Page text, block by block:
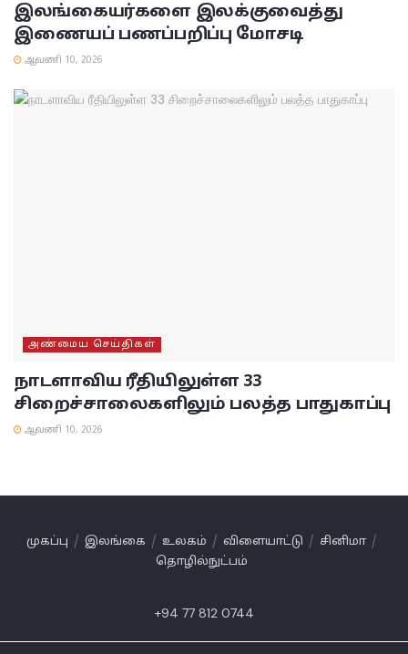
இலங்கையர்களை இலக்குவைத்து
இணையப் பணப்பறிப்பு மோசடி
ஆவணி 10, 2026
அண்மைய செய்திகள்
நாடளாவிய ரீதியிலுள்ள 33
சிறைச்சாலைகளிலும் பலத்த பாதுகாப்பு
ஆவணி 10, 2026
முகப்பு இலங்கை உலகம் விளையாட்டு
சினிமா
தொழில்நுட்பம்
+94 77 812 0744